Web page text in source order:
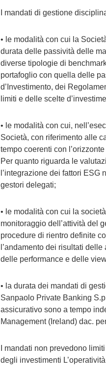
I mandati di gestione
• le modalità con cui la
durata delle passività delle
diverse tipologie di
portafoglio con quella delle
d’Investimento, dei
limiti e delle scelte
• le modalità con cui,
Società, con riferimento alle
tempo coerenti con
Per quanto riguarda le
l’integrazione dei fattori
gestori delegati;
• le modalità con cui la
monitoraggio dell’attività del
procedure di rientro definite
l’andamento dei risultati
delle performance e delle
• la durata dei mandati di
Sanpaolo Private Banking
assicurativo sono a tempo
Management (Ireland) dac.
I mandati non prevedono
degli investimenti